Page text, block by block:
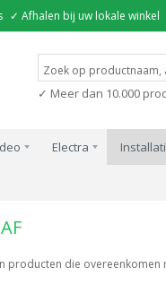
✓ Afhalen bij uw lokale winkel
✓ Meer dan 10.000
Electra
producten die overeenkomen